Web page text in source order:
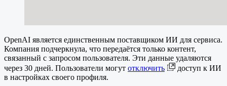
OpenAI является единственным поставщиком ИИ для сервиса.
Компания подчеркнула, что передаётся только контент,
связанный с запросом пользователя. Эти данные удаляются
через 30 дней. Пользователи могут отключить
доступ к ИИ
в настройках своего профиля.